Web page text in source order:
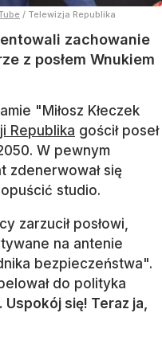
/ Telewizja Republika
zachowanie
z posłem Wnukiem
"Miłosz Kłeczek
Republika gościł poseł
W pewnym
zdenerwował się
studio.
zarzucił posłowi,
na antenie
bezpieczeństwa".
do polityka
Uspokój się! Teraz ja,